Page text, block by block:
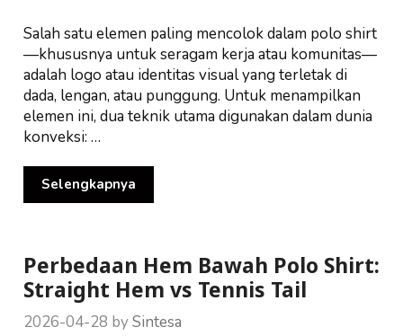
Salah satu elemen paling mencolok dalam polo shirt
—khususnya untuk seragam kerja atau komunitas—
adalah logo atau identitas visual yang terletak di
dada, lengan, atau punggung. Untuk menampilkan
elemen ini, dua teknik utama digunakan dalam dunia
konveksi: …
Selengkapnya
Perbedaan Hem Bawah Polo Shirt:
Straight Hem vs Tennis Tail
2026-04-28 bySintesa